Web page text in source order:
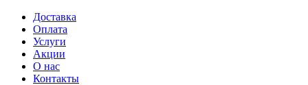
Доставка
Оплата
Услуги
Акции
О нас
Контакты